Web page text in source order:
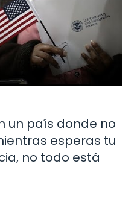
un país donde no
esperas tu
no todo está